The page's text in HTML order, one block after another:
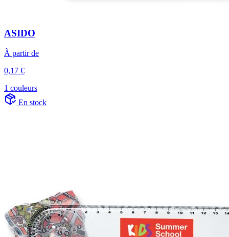
ASIDO
À partir de
0,17 €
1 couleurs
En stock